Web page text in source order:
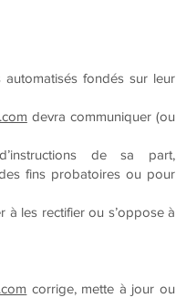
fondés sur leur
devra communiquer (ou
de sa part,
fins probatoires ou pour
à les rectifier ou s’oppose à
corrige, mette à jour ou